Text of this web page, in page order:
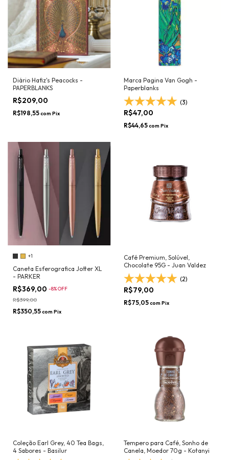
Diário Hafiz's Peacocks -
PAPERBLANKS
R$209,00
R$198,55com Pix
Marca Pagina Van Gogh -
Paperblanks
(3)
R$47,00
R$44,65com Pix
+1
Caneta Esferografica Jotter XL
- PARKER
R$369,00 -8%OFF
R$399,00
R$350,55com Pix
Café Premium, Solúvel,
Chocolate 95G - Juan Valdez
(2)
R$79,00
R$75,05com Pix
Coleção Earl Grey, 40 Tea Bags,
4 Sabores - Basilur
Tempero para Café, Sonho de
Canela, Moedor 70g - Kotanyi